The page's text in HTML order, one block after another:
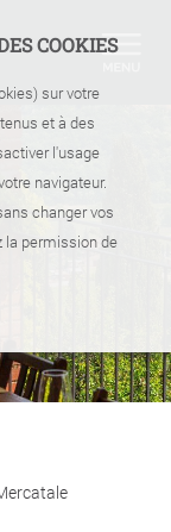
COOKIES
sur votre
et à des
l'usage
navigateur.
changer vos
la permission de